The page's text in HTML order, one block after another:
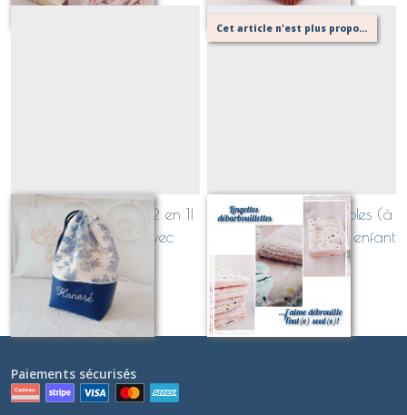
Sac baluchon Jules 2 en 1!
personnalisable avec
broderie, tissus au choix!
À partir de
Cet article n'est plus proposé, retournez au menu principal ou contactez moi!
débarbouillettes lavables (à
l'unité ou en lot) pour enfant
Sur demande
Paiements sécurisés